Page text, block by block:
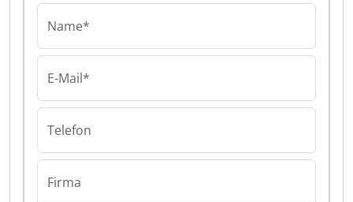
Name*
E-Mail*
Telefon
Firma